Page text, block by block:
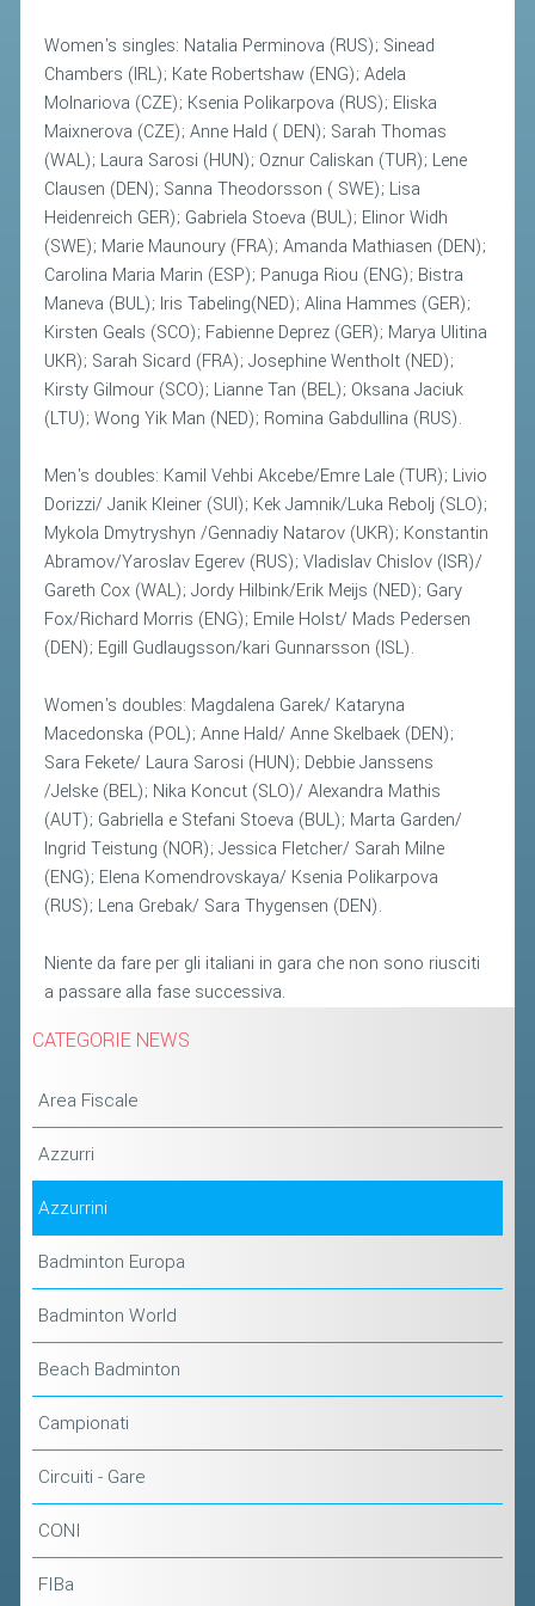
Women's singles: Natalia Perminova (RUS); Sinead
Chambers (IRL); Kate Robertshaw (ENG); Adela
Molnariova (CZE); Ksenia Polikarpova (RUS); Eliska
Maixnerova (CZE); Anne Hald ( DEN); Sarah Thomas
(WAL); Laura Sarosi (HUN); Oznur Caliskan (TUR); Lene
Clausen (DEN); Sanna Theodorsson ( SWE); Lisa
Heidenreich GER); Gabriela Stoeva (BUL); Elinor Widh
(SWE); Marie Maunoury (FRA); Amanda Mathiasen (DEN);
Carolina Maria Marin (ESP); Panuga Riou (ENG); Bistra
Maneva (BUL); Iris Tabeling(NED); Alina Hammes (GER);
Kirsten Geals (SCO); Fabienne Deprez (GER); Marya Ulitina
UKR); Sarah Sicard (FRA); Josephine Wentholt (NED);
Kirsty Gilmour (SCO); Lianne Tan (BEL); Oksana Jaciuk
(LTU); Wong Yik Man (NED); Romina Gabdullina (RUS).
Men's doubles: Kamil Vehbi Akcebe/Emre Lale (TUR); Livio
Dorizzi/ Janik Kleiner (SUI); Kek Jamnik/Luka Rebolj (SLO);
Mykola Dmytryshyn /Gennadiy Natarov (UKR); Konstantin
Abramov/Yaroslav Egerev (RUS); Vladislav Chislov (ISR)/
Gareth Cox (WAL); Jordy Hilbink/Erik Meijs (NED); Gary
Fox/Richard Morris (ENG); Emile Holst/ Mads Pedersen
(DEN); Egill Gudlaugsson/kari Gunnarsson (ISL).
Women's doubles: Magdalena Garek/ Kataryna
Macedonska (POL); Anne Hald/ Anne Skelbaek (DEN);
Sara Fekete/ Laura Sarosi (HUN); Debbie Janssens
/Jelske (BEL); Nika Koncut (SLO)/ Alexandra Mathis
(AUT); Gabriella e Stefani Stoeva (BUL); Marta Garden/
Ingrid Teistung (NOR); Jessica Fletcher/ Sarah Milne
(ENG); Elena Komendrovskaya/ Ksenia Polikarpova
(RUS); Lena Grebak/ Sara Thygensen (DEN).
Niente da fare per gli italiani in gara che non sono riusciti
a passare alla fase successiva.
CATEGORIE NEWS
Area Fiscale
Azzurri
Azzurrini
Badminton Europa
Badminton World
Beach Badminton
Campionati
Circuiti - Gare
CONI
FIBa
MODULI
MANIFESTAZIONI SPORTIVE
UFFICIALI DI GARA
RICHIESTA TORNEI
EVENTI SOSTENIBILI
PARA BADMINTON
L'ATTIVITÀ
TESSERAMENTO
REGOLAMENTI
STAFF TECNICO
CLASSIFICHE 2016-2023
ATLETI D'INTERESSE NAZIONALE
SCHEDE ATLETI
NUOVI GIOCHI DELLA GIOVENTÙ
PROGETTO SHUTTLE TIME
TROFEO CONI
ENTI DI PROMOZIONE SPORTIVA
PROGETTI CONI
PROGETTI SPORT E SALUTE
DIRIGENTI
DOCUMENTAZIONE E RICERCA
CONVENZIONI UNIVERSITÀ
REVOCA DI SOCIETÀ, ASSOCIAZIONI